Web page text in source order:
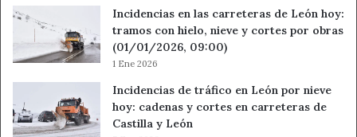
Incidencias en las carreteras de León hoy:
tramos con hielo, nieve y cortes por obras
(01/01/2026, 09:00)
1 Ene 2026
Incidencias de tráfico en León por nieve
hoy: cadenas y cortes en carreteras de
Castilla y León